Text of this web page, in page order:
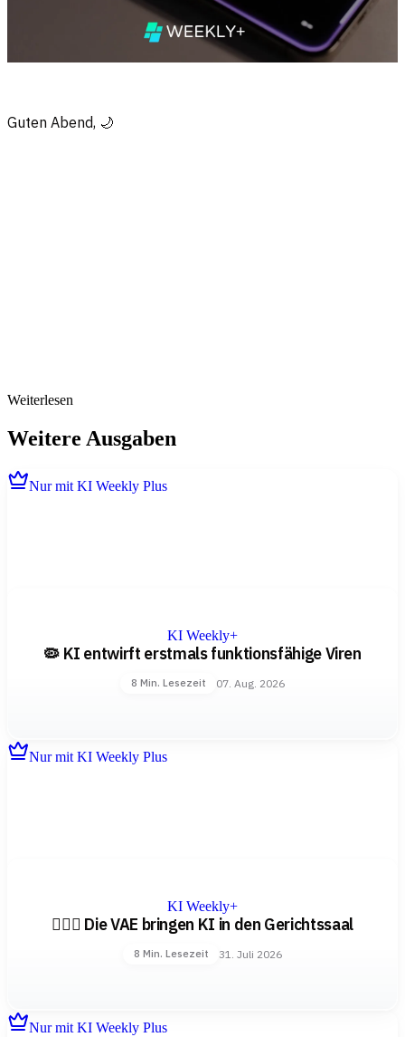
Guten Abend, 🌙
Weiterlesen
Weitere Ausgaben
Nur mit KI Weekly Plus
KI Weekly+
🦠 KI entwirft erstmals funktionsfähige Viren
8 Min. Lesezeit 07. Aug. 2026
Nur mit KI Weekly Plus
KI Weekly+
👨🏻‍⚖️ Die VAE bringen KI in den Gerichtssaal
8 Min. Lesezeit 31. Juli 2026
Nur mit KI Weekly Plus